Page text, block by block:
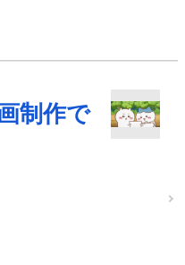
制作で